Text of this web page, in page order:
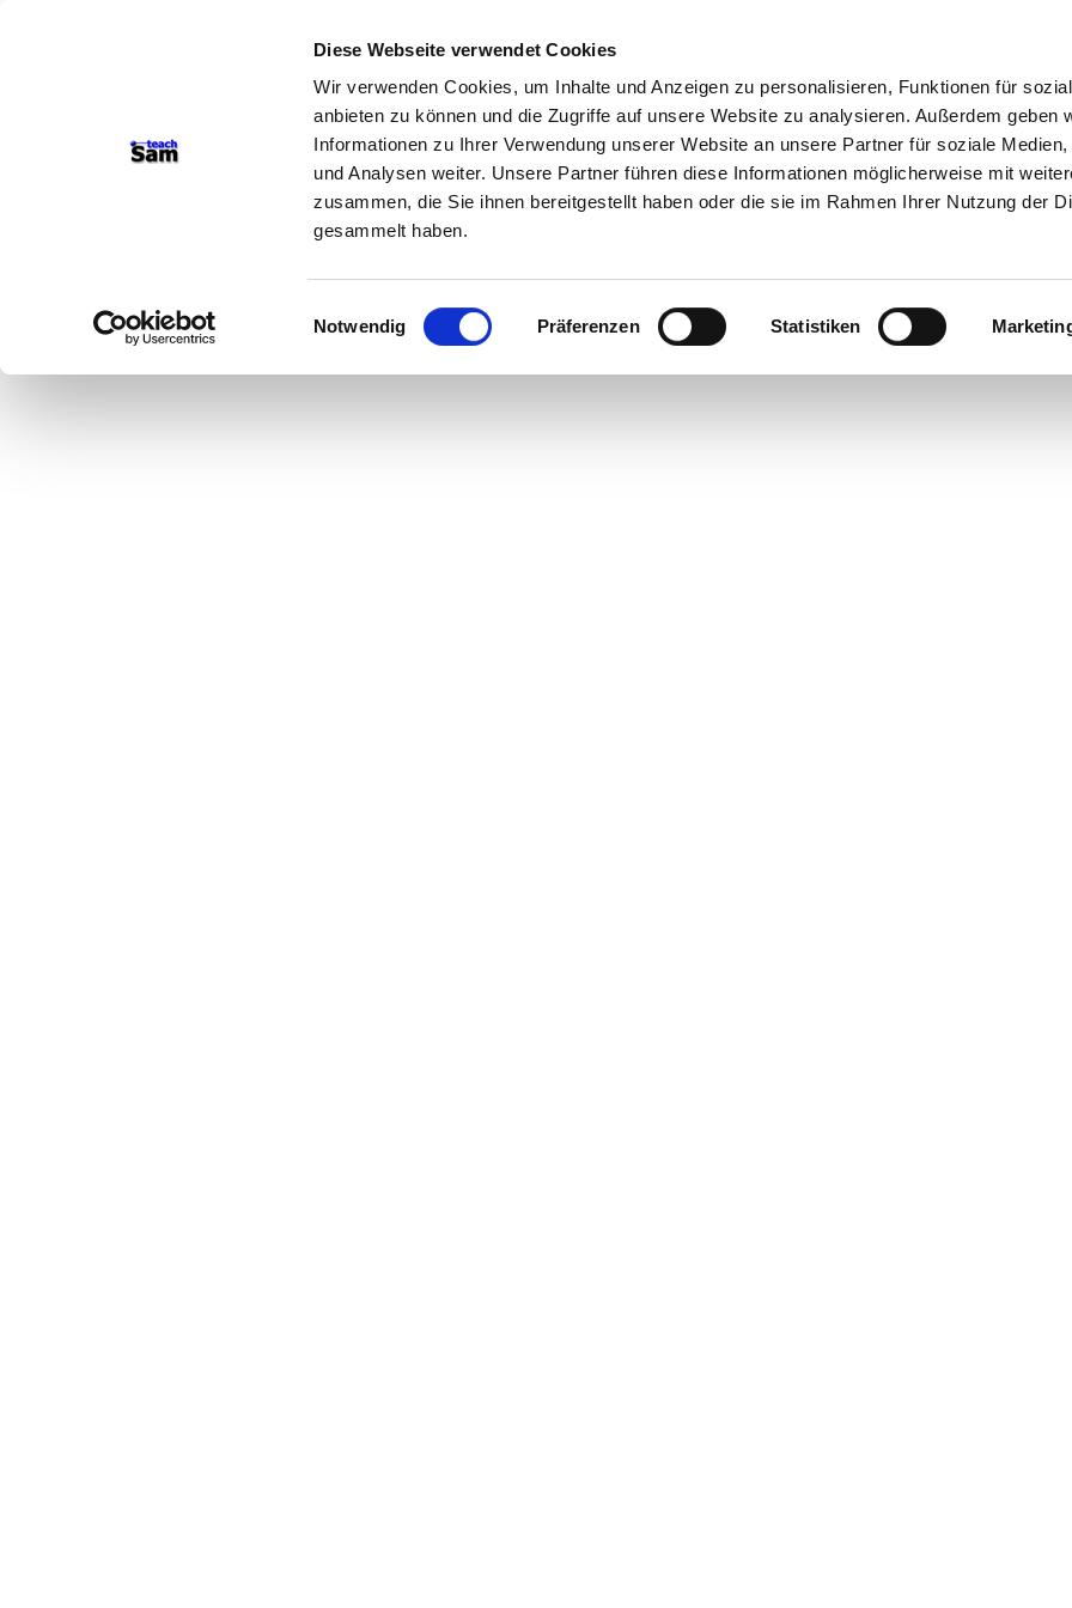
Diese Webseite verwendet Cookies
Wir verwenden Cookies, um Inhalte und Anzeigen zu personalisieren, Funktionen für
anbieten zu können und die Zugriffe auf unsere Website zu analysieren. Außerdem geben
Informationen zu Ihrer Verwendung unserer Website an unsere Partner für soziale Medien,
und Analysen weiter. Unsere Partner führen diese Informationen möglicherweise mit
zusammen, die Sie ihnen bereitgestellt haben oder die sie im Rahmen Ihrer Nutzung der
gesammelt haben.
Einwilligungsauswahl
Notwendig Präferenzen Statistiken